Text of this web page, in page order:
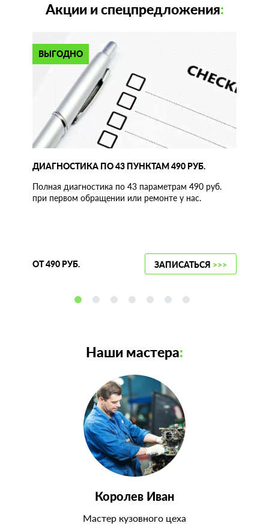
Акции и спецпредложения:
ВЫГОДНО
ДИАГНОСТИКА ПО 43 ПУНКТАМ 490 РУБ.
Полная диагностика по 43 параметрам 490 руб.
при первом обращении или ремонте у нас.
ОТ 490 РУБ. ЗАПИСАТЬСЯ >>>
Наши мастера:
Королев Иван
Мастер кузовного цеха